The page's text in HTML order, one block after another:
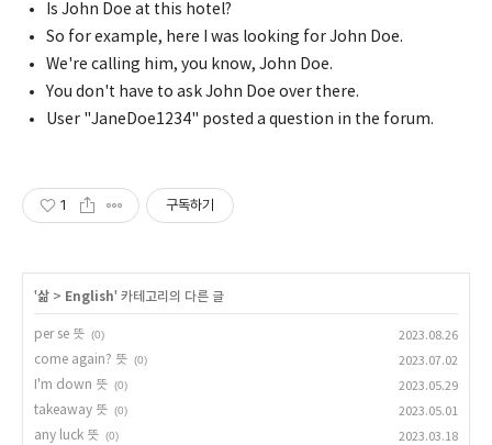
Is John Doe at this hotel?
So for example, here I was looking for John Doe.
We're calling him, you know, John Doe.
You don't have to ask John Doe over there.
User "JaneDoe1234" posted a question in the forum.
1 구독하기
'삶 > English' 카테고리의 다른 글
per se 뜻 (0)
2023.08.26
come again? 뜻 (0)
2023.07.02
I'm down 뜻 (0)
2023.05.29
takeaway 뜻 (0)
2023.05.01
any luck 뜻 (0)
2023.03.18